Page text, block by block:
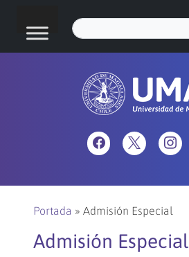
Portada » Admisión Especial
Admisión Especial